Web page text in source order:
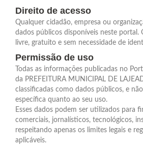
Direito de acesso
Qualquer cidadão, empresa ou
dados públicos disponíveis neste portal.
livre, gratuito e sem necessidade de
Permissão de uso
Todas as informações publicadas no
da PREFEITURA MUNICIPAL DE
classificadas como dados públicos, e
específica quanto ao seu uso.
Esses dados podem ser utilizados para
comerciais, jornalísticos, tecnológicos,
respeitando apenas os limites legais e
aplicáveis.